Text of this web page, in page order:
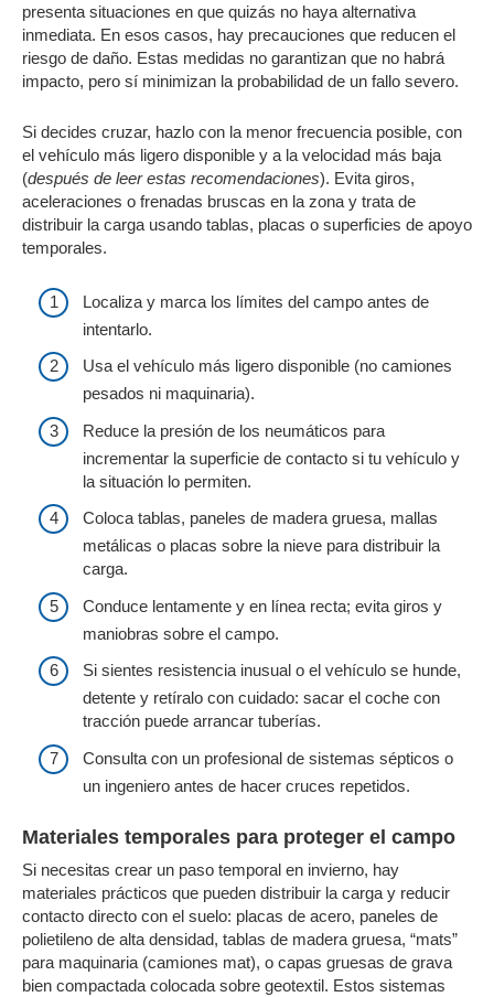
presenta situaciones en que quizás no haya alternativa
inmediata. En esos casos, hay precauciones que reducen el
riesgo de daño. Estas medidas no garantizan que no habrá
impacto, pero sí minimizan la probabilidad de un fallo severo.
Si decides cruzar, hazlo con la menor frecuencia posible, con
el vehículo más ligero disponible y a la velocidad más baja
(después de leer estas recomendaciones). Evita giros,
aceleraciones o frenadas bruscas en la zona y trata de
distribuir la carga usando tablas, placas o superficies de apoyo
temporales.
Localiza y marca los límites del campo antes de
intentarlo.
Usa el vehículo más ligero disponible (no camiones
pesados ni maquinaria).
Reduce la presión de los neumáticos para
incrementar la superficie de contacto si tu vehículo y
la situación lo permiten.
Coloca tablas, paneles de madera gruesa, mallas
metálicas o placas sobre la nieve para distribuir la
carga.
Conduce lentamente y en línea recta; evita giros y
maniobras sobre el campo.
Si sientes resistencia inusual o el vehículo se hunde,
detente y retíralo con cuidado: sacar el coche con
tracción puede arrancar tuberías.
Consulta con un profesional de sistemas sépticos o
un ingeniero antes de hacer cruces repetidos.
Materiales temporales para proteger el campo
Si necesitas crear un paso temporal en invierno, hay
materiales prácticos que pueden distribuir la carga y reducir
contacto directo con el suelo: placas de acero, paneles de
polietileno de alta densidad, tablas de madera gruesa, “mats”
para maquinaria (camiones mat), o capas gruesas de grava
bien compactada colocada sobre geotextil. Estos sistemas